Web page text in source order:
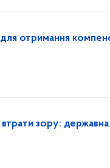
отримання
зору: державна